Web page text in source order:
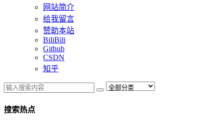
网站简介
给我留言
赞助本站
BiliBili
Github
CSDN
知乎
搜索热点